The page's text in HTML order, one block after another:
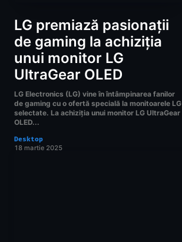
LG premiază pasionații
de gaming la achiziția
unui monitor LG
UltraGear OLED
LG Electronics (LG) vine în întâmpinarea fanilor
de gaming cu o ofertă specială la monitoarele LG
selectate. La achiziția unui monitor LG UltraGear
OLED...
Desktop
18 martie 2025